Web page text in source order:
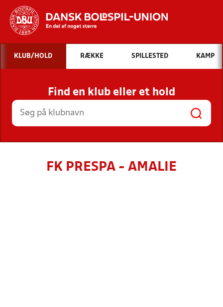
Hvad vil du søge efter?
INDHOLD OG NYHEDER
STILLINGER, RESULTATER, KLUBBER OG
HOLD
KLUB/HOLD RÆKKE SPILLESTED KAMP
Find en klub eller et hold
FK PRESPA - AMALIE